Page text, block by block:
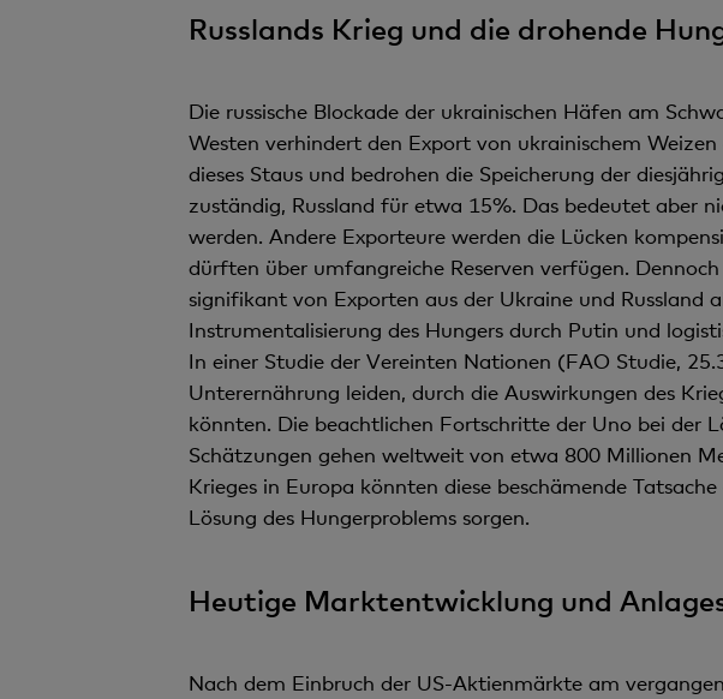
Russlands Krieg und die drohende
Die russische Blockade der ukrainischen Häfen am
Westen verhindert den Export von ukrainischem
dieses Staus und bedrohen die Speicherung der
zuständig, Russland für etwa 15%. Das bedeutet aber
werden. Andere Exporteure werden die Lücken
dürften über umfangreiche Reserven verfügen.
signifikant von Exporten aus der Ukraine und Russland
Instrumentalisierung des Hungers durch Putin und
In einer Studie der Vereinten Nationen (FAO Studie,
Unterernährung leiden, durch die Auswirkungen des
könnten. Die beachtlichen Fortschritte der Uno bei der
Schätzungen gehen weltweit von etwa 800 Millionen
Krieges in Europa könnten diese beschämende
Lösung des Hungerproblems sorgen.
Heutige Marktentwicklung und
Nach dem Einbruch der US-Aktienmärkte am